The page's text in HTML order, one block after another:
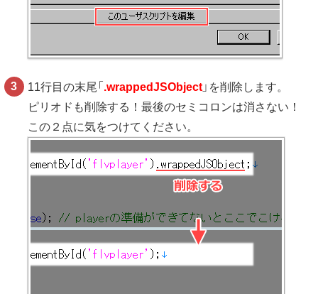
11行目の末尾「 .wrappedJSObject 」を削除します。
ピリオドも削除する！最後のセミコロンは消さない！
この２点に気をつけてください。